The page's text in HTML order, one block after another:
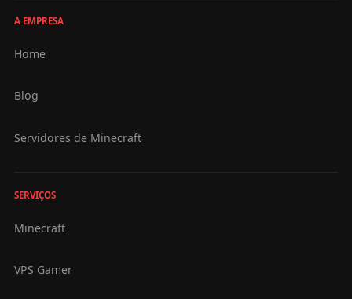
A EMPRESA
Home
Blog
Servidores de Minecraft
SERVIÇOS
Minecraft
VPS Gamer